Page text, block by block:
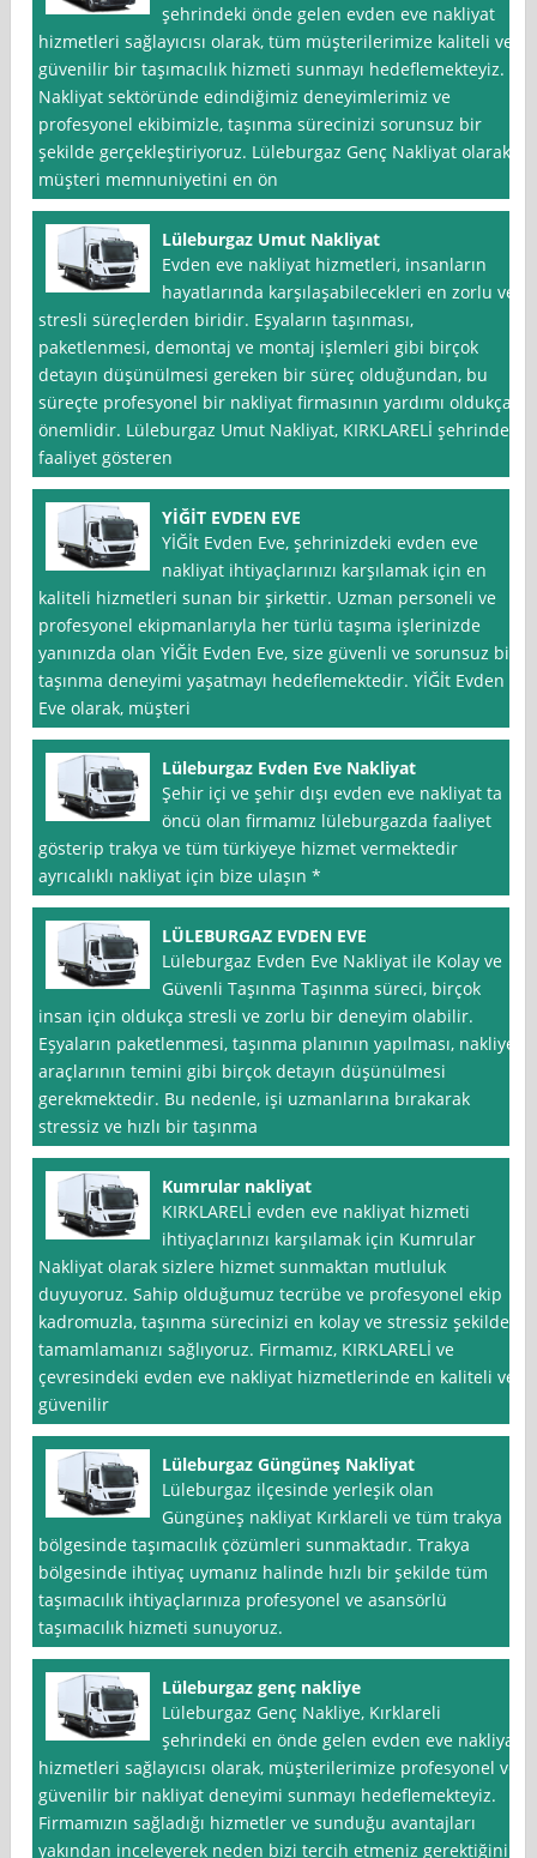
şehrindeki önde gelen evden eve nakliyat
hizmetleri sağlayıcısı olarak, tüm müşterilerimize kaliteli ve
güvenilir bir taşımacılık hizmeti sunmayı hedeflemekteyiz.
Nakliyat sektöründe edindiğimiz deneyimlerimiz ve
profesyonel ekibimizle, taşınma sürecinizi sorunsuz bir
şekilde gerçekleştiriyoruz. Lüleburgaz Genç Nakliyat olarak,
müşteri memnuniyetini en ön
Lüleburgaz Umut Nakliyat
Evden eve nakliyat hizmetleri, insanların
hayatlarında karşılaşabilecekleri en zorlu ve
stresli süreçlerden biridir. Eşyaların taşınması,
paketlenmesi, demontaj ve montaj işlemleri gibi birçok
detayın düşünülmesi gereken bir süreç olduğundan, bu
süreçte profesyonel bir nakliyat firmasının yardımı oldukça
önemlidir. Lüleburgaz Umut Nakliyat, KIRKLARELİ şehrinde
faaliyet gösteren
YİĞİT EVDEN EVE
YİĞİt Evden Eve, şehrinizdeki evden eve
nakliyat ihtiyaçlarınızı karşılamak için en
kaliteli hizmetleri sunan bir şirkettir. Uzman personeli ve
profesyonel ekipmanlarıyla her türlü taşıma işlerinizde
yanınızda olan YİĞİt Evden Eve, size güvenli ve sorunsuz bir
taşınma deneyimi yaşatmayı hedeflemektedir. YİĞİt Evden
Eve olarak, müşteri
Lüleburgaz Evden Eve Nakliyat
Şehir içi ve şehir dışı evden eve nakliyat ta
öncü olan firmamız lüleburgazda faaliyet
gösterip trakya ve tüm türkiyeye hizmet vermektedir
ayrıcalıklı nakliyat için bize ulaşın *
LÜLEBURGAZ EVDEN EVE
Lüleburgaz Evden Eve Nakliyat ile Kolay ve
Güvenli Taşınma Taşınma süreci, birçok
insan için oldukça stresli ve zorlu bir deneyim olabilir.
Eşyaların paketlenmesi, taşınma planının yapılması, nakliye
araçlarının temini gibi birçok detayın düşünülmesi
gerekmektedir. Bu nedenle, işi uzmanlarına bırakarak
stressiz ve hızlı bir taşınma
Kumrular nakliyat
KIRKLARELİ evden eve nakliyat hizmeti
ihtiyaçlarınızı karşılamak için Kumrular
Nakliyat olarak sizlere hizmet sunmaktan mutluluk
duyuyoruz. Sahip olduğumuz tecrübe ve profesyonel ekip
kadromuzla, taşınma sürecinizi en kolay ve stressiz şekilde
tamamlamanızı sağlıyoruz. Firmamız, KIRKLARELİ ve
çevresindeki evden eve nakliyat hizmetlerinde en kaliteli ve
güvenilir
Lüleburgaz Güngüneş Nakliyat
Lüleburgaz ilçesinde yerleşik olan
Güngüneş nakliyat Kırklareli ve tüm trakya
bölgesinde taşımacılık çözümleri sunmaktadır. Trakya
bölgesinde ihtiyaç uymanız halinde hızlı bir şekilde tüm
taşımacılık ihtiyaçlarınıza profesyonel ve asansörlü
taşımacılık hizmeti sunuyoruz.
Lüleburgaz genç nakliye
Lüleburgaz Genç Nakliye, Kırklareli
şehrindeki en önde gelen evden eve nakliyat
hizmetleri sağlayıcısı olarak, müşterilerimize profesyonel ve
güvenilir bir nakliyat deneyimi sunmayı hedeflemekteyiz.
Firmamızın sağladığı hizmetler ve sunduğu avantajları
yakından inceleyerek neden bizi tercih etmeniz gerektiğini